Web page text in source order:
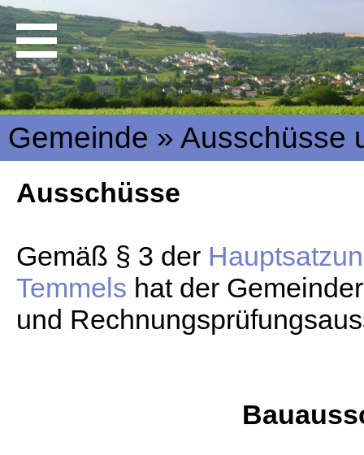
Gemeinde » Ausschüsse
Ausschüsse
Gemäß § 3 der
Temmels hat der
und